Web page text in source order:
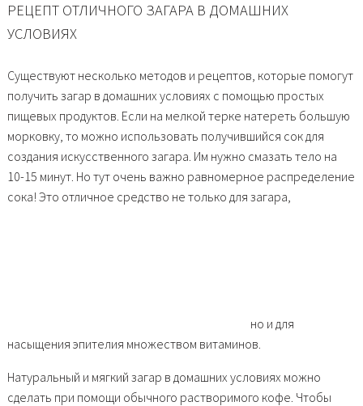
РЕЦЕПТ ОТЛИЧНОГО ЗАГАРА В ДОМАШНИХ
УСЛОВИЯХ
Существуют несколько методов и рецептов, которые помогут
получить загар в домашних условиях с помощью простых
пищевых продуктов. Если на мелкой терке натереть большую
морковку, то можно использовать получившийся сок для
создания искусственного загара. Им нужно смазать тело на
10-15 минут. Но тут очень важно равномерное распределение
сока! Это отличное средство не только для загара,
но и для
насыщения эпителия множеством витаминов.
Натуральный и мягкий загар в домашних условиях можно
сделать при помощи обычного растворимого кофе. Чтобы